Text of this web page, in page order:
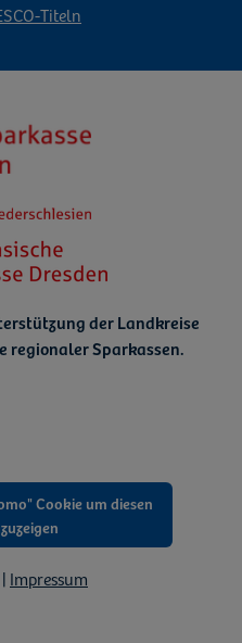
Titeln
der Landkreise
regionaler Sparkassen.
Cookie um diesen
| Impressum